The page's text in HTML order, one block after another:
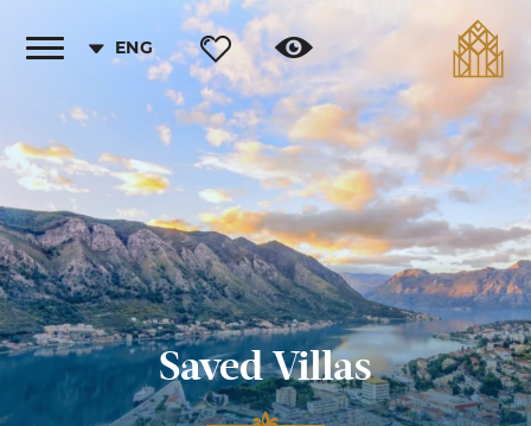
ENG
Toggle
Saved Villas